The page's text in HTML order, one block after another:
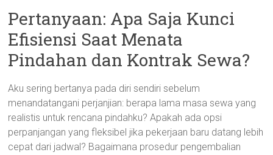
Pertanyaan: Apa Saja Kunci
Efisiensi Saat Menata
Pindahan dan Kontrak Sewa?
Aku sering bertanya pada diri sendiri sebelum
menandatangani perjanjian: berapa lama masa sewa yang
realistis untuk rencana pindahku? Apakah ada opsi
perpanjangan yang fleksibel jika pekerjaan baru datang lebih
cepat dari jadwal? Bagaimana prosedur pengembalian